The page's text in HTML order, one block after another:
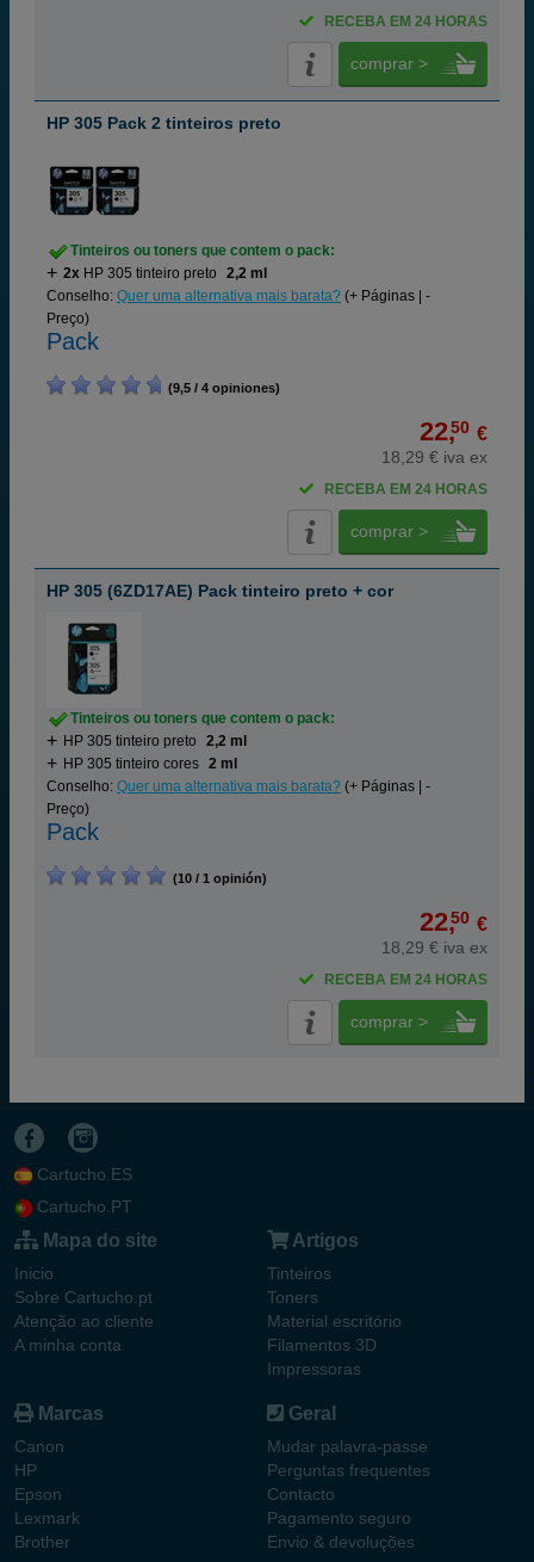
RECEBA EM 24 HORAS
comprar >
HP 305 Pack 2 tinteiros preto
Tinteiros ou toners que contem o pack:
2x HP 305 tinteiro preto
2,2 ml
Conselho: Quer uma alternativa mais barata? (+ Páginas | -
Preço)
Pack
(9,5 / 4 opiniones)
22,50 €
18,29 € iva ex
RECEBA EM 24 HORAS
comprar >
HP 305 (6ZD17AE) Pack tinteiro preto + cor
Tinteiros ou toners que contem o pack:
HP 305 tinteiro preto
2,2 ml
HP 305 tinteiro cores 2 ml
Conselho: Quer uma alternativa mais barata? (+ Páginas | -
Preço)
Pack
(10 / 1 opinión)
22,50 €
18,29 € iva ex
RECEBA EM 24 HORAS
comprar >
Cartucho.ES
Cartucho.PT
Mapa do site
Inicio
Sobre Cartucho.pt
Atenção ao cliente
A minha conta
Artigos
Tinteiros
Toners
Material escritório
Filamentos 3D
Impressoras
Marcas
Canon
HP
Epson
Lexmark
Brother
Geral
Mudar palavra-passe
Perguntas frequentes
Contacto
Pagamento seguro
Envio & devoluções